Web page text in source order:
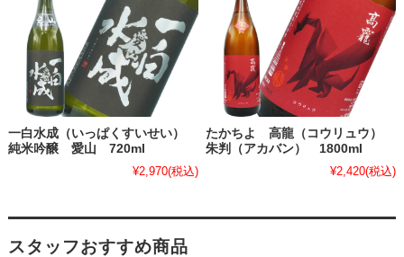
一白水成（いっぱくすいせい）
純米吟醸 愛山 720ml
¥2,970(税込)
たかちよ 高龍（コウリュウ）
朱判（アカバン） 1800ml
¥2,420(税込)
スタッフおすすめ商品